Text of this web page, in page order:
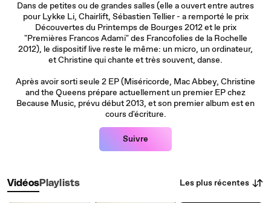
Dans de petites ou de grandes salles (elle a ouvert entre autres
pour Lykke Li, Chairlift, Sébastien Tellier - a remporté le prix
Découvertes du Printemps de Bourges 2012 et le prix
"Premières Francos Adami" des Francofolies de la Rochelle
2012), le dispositif live reste le même: un micro, un ordinateur,
et Christine qui chante et très souvent, danse.
Après avoir sorti seule 2 EP (Miséricorde, Mac Abbey, Christine
and the Queens prépare actuellement un premier EP chez
Because Music, prévu début 2013, et son premier album est en
cours d'écriture.
Suivre
VidéosPlaylists Les plus récentes